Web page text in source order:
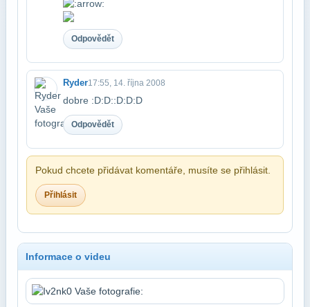
Odpovědět
Ryder17:55, 14. října 2008
dobre :D:D::D:D:D
Odpovědět
Pokud chcete přidávat komentáře, musíte se přihlásit.
Přihlásit
Informace o videu